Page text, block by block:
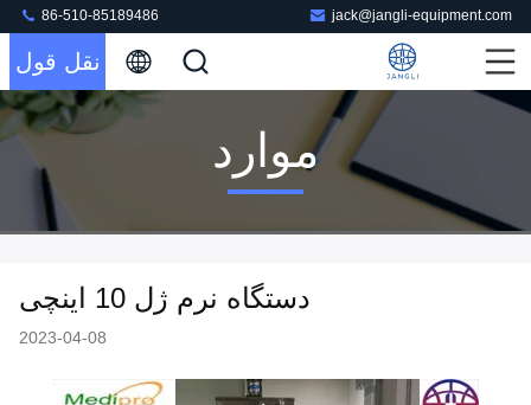
jack@jangli-equipment.com
86-510-85189486
نقل قول
موارد
دستگاه نرم ژل 10 اینچی
2023-04-08